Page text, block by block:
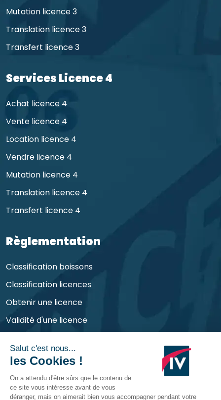
Mutation licence 3
Translation licence 3
Transfert licence 3
Services Licence 4
Achat licence 4
Vente licence 4
Location licence 4
Vendre licence 4
Mutation licence 4
Translation licence 4
Transfert licence 4
Règlementation
Classification boissons
Classification licences
Obtenir une licence
Validité d'une licence